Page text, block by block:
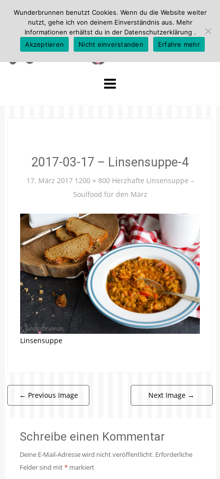
2017-03-17 – Linsensuppe-4
17. März 2017 1200 × 800 Herzhafte Linsensuppe –
Soulfood für den März
Linsensuppe
← Previous Image Next Image →
Schreibe einen Kommentar
Deine E-Mail-Adresse wird nicht veröffentlicht. Erforderliche
Felder sind mit* markiert
Wunderbrunnen benutzt Cookies. Wenn du die Website weiter
nutzt, gehe ich von deinem Einverständnis aus. Mehr
Informationen erhältst du in der Datenschutzerklärung .
Akzeptieren
Nicht einverstanden Erfahre mehr